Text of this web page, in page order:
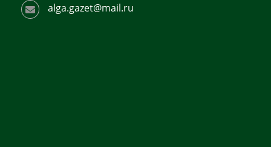
alga.gazet@mail.ru